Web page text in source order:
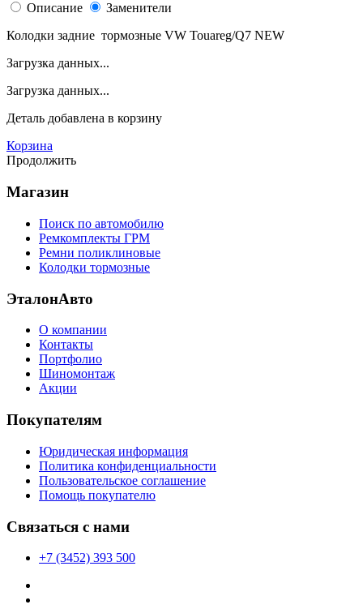
Описание
Заменители
Колодки задние тормозные VW Touareg/Q7 NEW
Загрузка данных...
Загрузка данных...
Деталь добавлена в корзину
Корзина
Продолжить
Магазин
Поиск по автомобилю
Ремкомплекты ГРМ
Ремни поликлиновые
Колодки тормозные
ЭталонАвто
О компании
Контакты
Портфолио
Шиномонтаж
Акции
Покупателям
Юридическая информация
Политика конфиденциальности
Пользовательское соглашение
Помощь покупателю
Связаться с нами
+7 (3452) 393 500